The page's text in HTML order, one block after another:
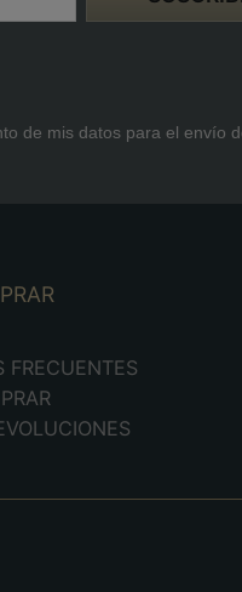
de mis datos para el envío
FRECUENTES